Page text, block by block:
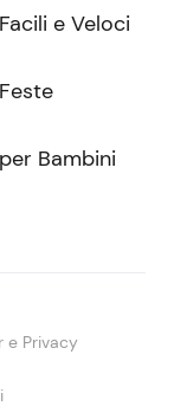
e Veloci
Bambini
e Privacy